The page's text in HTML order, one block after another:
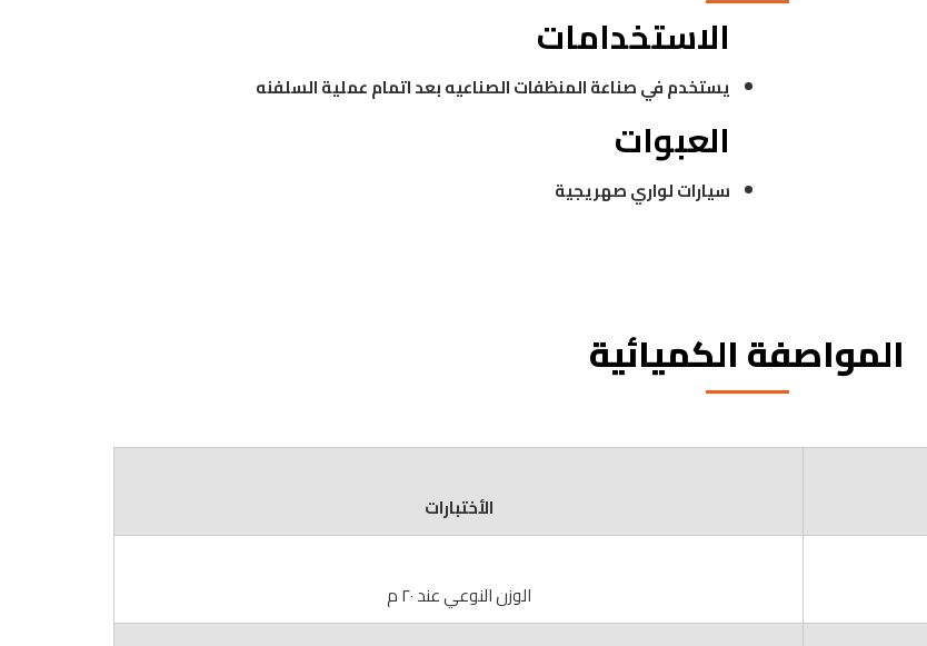
الاستخدامات
يستخدم في صناعة المنظفات الصناعيه بعد اتمام عملية السلفنه
العبوات
سيارات لواري صهريجية
المواصفة الكميائية
الأختبارات
الوزن النوعي عند ٢٠ م